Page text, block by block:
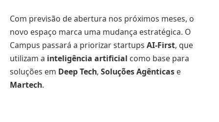
Com previsão de abertura nos próximos meses, o
novo espaço marca uma mudança estratégica. O
Campus passará a priorizar startups AI-First, que
utilizam a inteligência artificial como base para
soluções em Deep Tech, Soluções Agênticas e
Martech.